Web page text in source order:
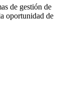
de gestión de
oportunidad de